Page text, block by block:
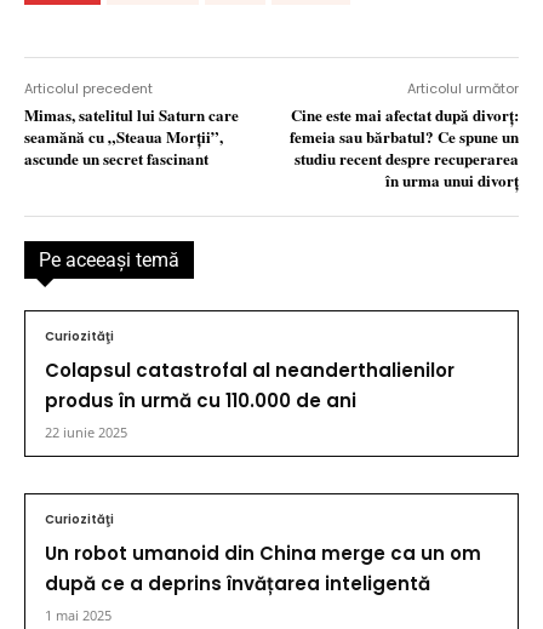
Articolul precedent
Mimas, satelitul lui Saturn care
seamănă cu „Steaua Morții”,
ascunde un secret fascinant
Articolul următor
Cine este mai afectat după divorţ:
femeia sau bărbatul? Ce spune un
studiu recent despre recuperarea
în urma unui divorţ
Pe aceeaşi temă
Curiozităţi
Colapsul catastrofal al neanderthalienilor
produs în urmă cu 110.000 de ani
22 iunie 2025
Curiozităţi
Un robot umanoid din China merge ca un om
după ce a deprins învățarea inteligentă
1 mai 2025